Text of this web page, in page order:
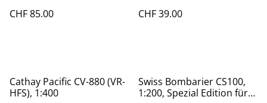
CHF 85.00
CHF 39.00
Cathay Pacific CV-880 (VR-
HFS), 1:400
Swiss Bombarier CS100,
1:200, Spezial Edition für